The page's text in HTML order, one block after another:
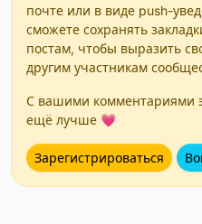
почте или в виде push-
сможете сохранять
постам, чтобы выразить
другим участникам
С вашими комментариями
ещё лучше 💗
Зарегистрироваться